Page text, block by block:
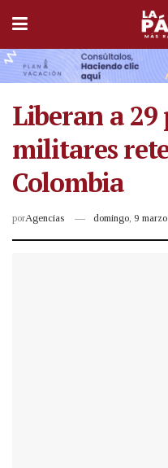
Liberan a 29
militares
Colombia
porAgencias domingo, 9